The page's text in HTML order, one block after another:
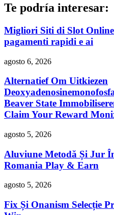
Te podría interesar:
Migliori Siti di Slot
pagamenti rapidi e ai
agosto 6, 2026
Alternatief Om Uitkiezen
Beaver State
Claim Your Reward
agosto 5, 2026
Aluviune Metodă Și Jur
Romania Play & Earn
agosto 5, 2026
Fix Și Onanism Selecție